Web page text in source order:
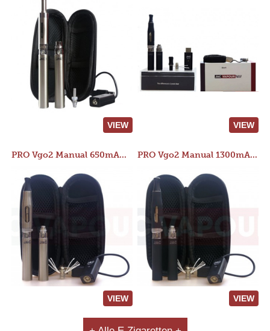
VIEW VIEW
PRO Vgo2 Manual 650mAh Kit
VIEW
PRO Vgo2 Manual 1300mAh Kit
VIEW